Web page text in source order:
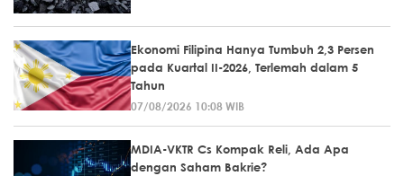
Ekonomi Filipina Hanya Tumbuh 2,3 Persen
pada Kuartal II-2026, Terlemah dalam 5
Tahun
07/08/2026 10:08 WIB
MDIA-VKTR Cs Kompak Reli, Ada Apa
dengan Saham Bakrie?